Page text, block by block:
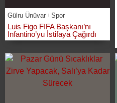
Gülru Ünüvar Spor
Luis Figo FIFA Başkanı’nı
Infantino’yu İstifaya Çağırdı